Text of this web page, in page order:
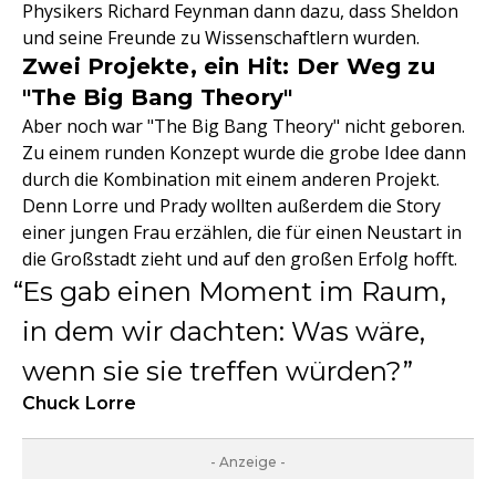
Physikers Richard Feynman dann dazu, dass Sheldon
und seine Freunde zu Wissenschaftlern wurden.
Zwei Projekte, ein Hit: Der Weg zu
"The Big Bang Theory"
Aber noch war "The Big Bang Theory" nicht geboren.
Zu einem runden Konzept wurde die grobe Idee dann
durch die Kombination mit einem anderen Projekt.
Denn Lorre und Prady wollten außerdem die Story
einer jungen Frau erzählen, die für einen Neustart in
die Großstadt zieht und auf den großen Erfolg hofft.
Es gab einen Moment im Raum,
in dem wir dachten: Was wäre,
wenn sie sie treffen würden?
Chuck Lorre
- Anzeige -